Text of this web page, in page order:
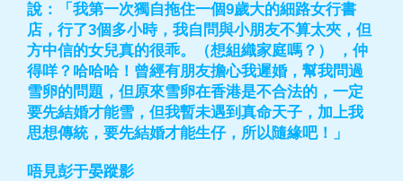
說：「我第一次獨自拖住一個9歲大的細路女行書
店，行了3個多小時，我自問與小朋友不算太夾，但
方中信的女兒真的很乖。（想組織家庭嗎？） ，仲
得咩？哈哈哈！曾經有朋友擔心我遲婚，幫我問過
雪卵的問題，但原來雪卵在香港是不合法的，一定
要先結婚才能雪，但我暫未遇到真命天子，加上我
思想傳統，要先結婚才能生仔，所以隨緣吧！」
唔見彭于晏蹤影